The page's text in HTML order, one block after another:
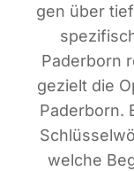
gen über
Pader­born
gezielt die
Pader­born.
wel­che